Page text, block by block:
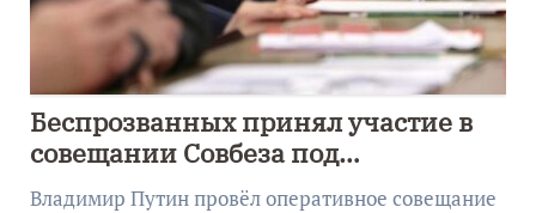
Беспрозванных принял участие в
совещании Совбеза под
руководством Путина
Владимир Путин провёл оперативное совещание